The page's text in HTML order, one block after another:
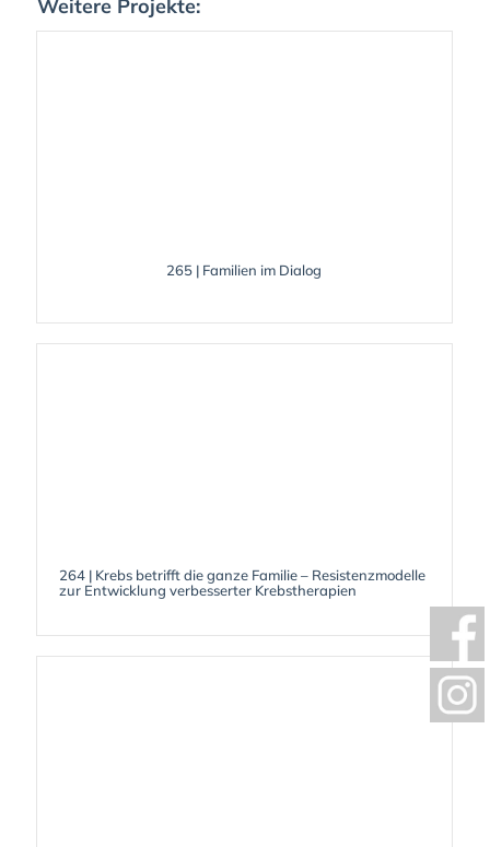
Weitere Projekte:
265 | Familien im Dialog
264 | Krebs betrifft die ganze Familie – Resistenzmodelle
zur Entwicklung verbesserter Krebstherapien